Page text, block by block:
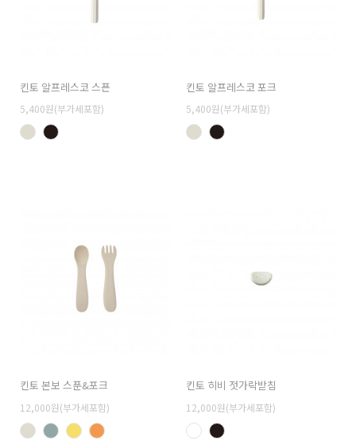
킨토 알프레스코 스픈
5,400원(부가세포함)
킨토 알프레스코 포크
5,400원(부가세포함)
킨토 본보 스푼&포크
12,000원(부가세포함)
킨토 히비 젓가락받침
12,000원(부가세포함)